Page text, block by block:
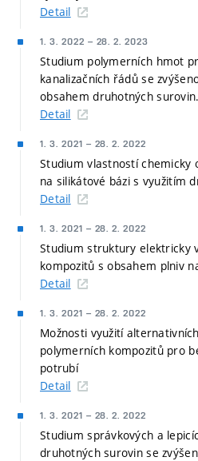
Detail
1. 3. 2022 – 28. 2. 2023
Studium polymerních hmot
kanalizačních řádů se
obsahem druhotných surovin.
Detail
1. 3. 2021 – 28. 2. 2022
Studium vlastností chemicky
na silikátové bázi s využitím
Detail
1. 3. 2021 – 28. 2. 2022
Studium struktury elektricky
kompozitů s obsahem plniv
Detail
1. 3. 2021 – 28. 2. 2022
Možnosti využití
polymerních kompozitů pro
potrubí
Detail
1. 3. 2021 – 28. 2. 2022
Studium správkových a
druhotných surovin se